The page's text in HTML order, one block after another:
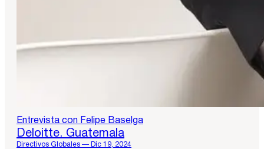
Entrevista con Felipe Baselga
Deloitte. Guatemala
Directivos Globales — Dic 19, 2024